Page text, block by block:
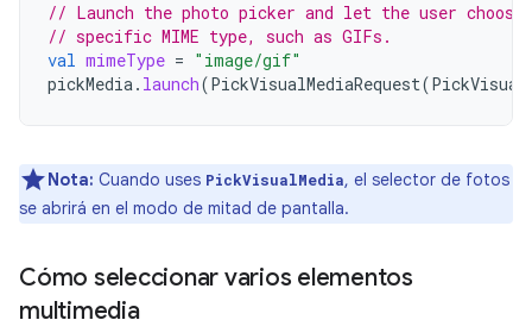
// Launch the photo picker and let the user
// specific MIME type, such as GIFs.
val mimeType = "image/gif"
pickMedia. launch(PickVisualMediaRequest(
Nota: Cuando uses PickVisualMedia, el selector de fotos
se abrirá en el modo de mitad de pantalla.
Cómo seleccionar varios elementos
multimedia